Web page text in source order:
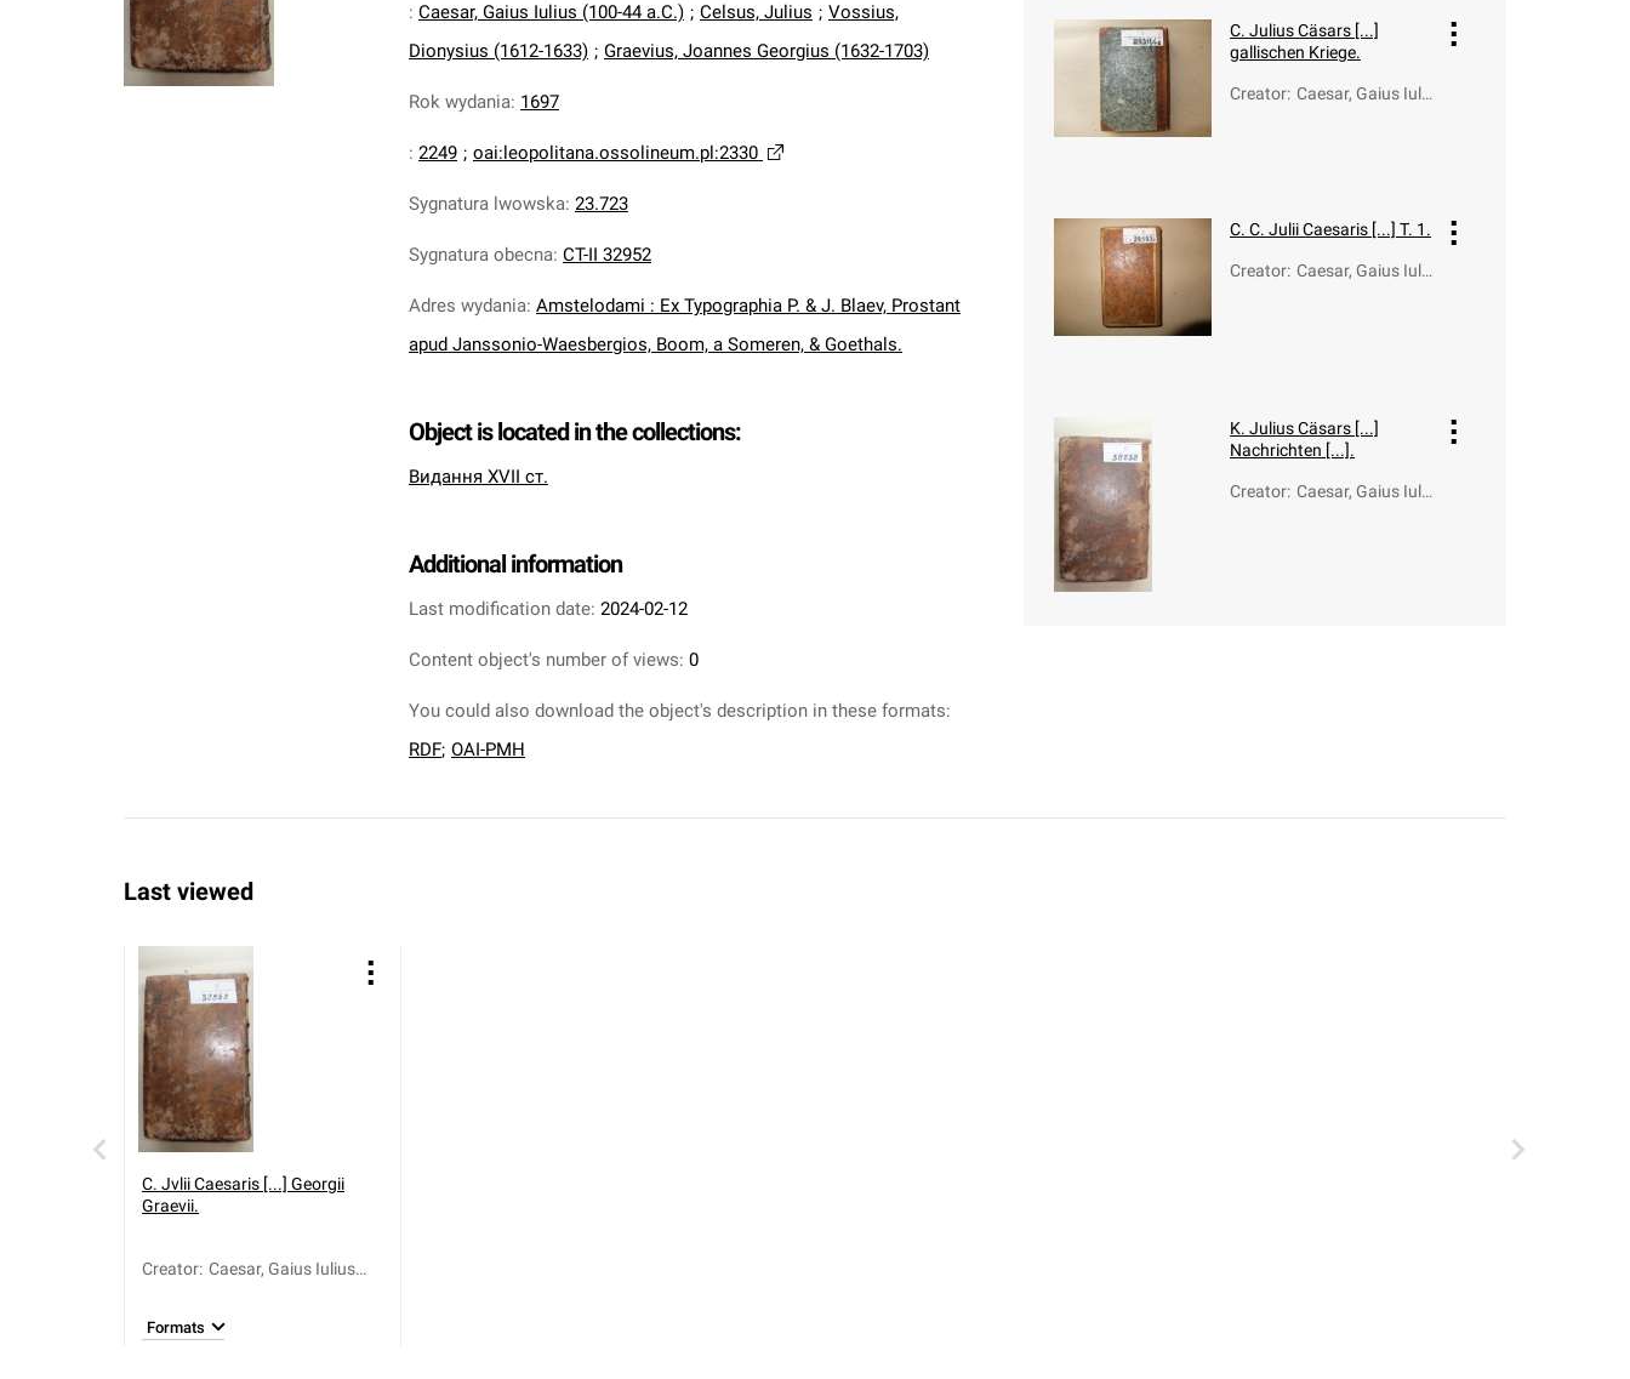
: Caesar, Gaius Iulius (100-44 a.C.) ; Celsus, Julius ; Vossius,
Dionysius (1612-1633) ; Graevius, Joannes Georgius (1632-1703)
Rok wydania: 1697
: 2249 ; oai:leopolitana.ossolineum.pl:2330
Sygnatura lwowska: 23.723
Sygnatura obecna: CT-II 32952
Adres wydania: Amstelodami : Ex Typographia P. & J. Blaev, Prostant
apud Janssonio-Waesbergios, Boom, a Someren, & Goethals.
Object is located in the collections:
Видання XVII ст.
Additional information
Last modification date: 2024-02-12
Content object's number of views: 0
You could also download the object's description in these formats:
RDF; OAI-PMH
C. Julius Cäsars [...]
gallischen Kriege.
Creator: Caesar, Gaius Iuli
C. C. Julii Caesaris [...] T. 1.
Creator: Caesar, Gaius Iuli
K. Julius Cäsars [...]
Nachrichten [...].
Creator: Caesar, Gaius Iuli
Last viewed
C. Jvlii Caesaris [...] Georgii
Graevii.
Creator: Caesar, Gaius Iulius
Dionysius (1612-1633);
Formats